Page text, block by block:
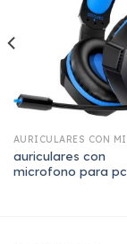
auriculares con
microfono para pc